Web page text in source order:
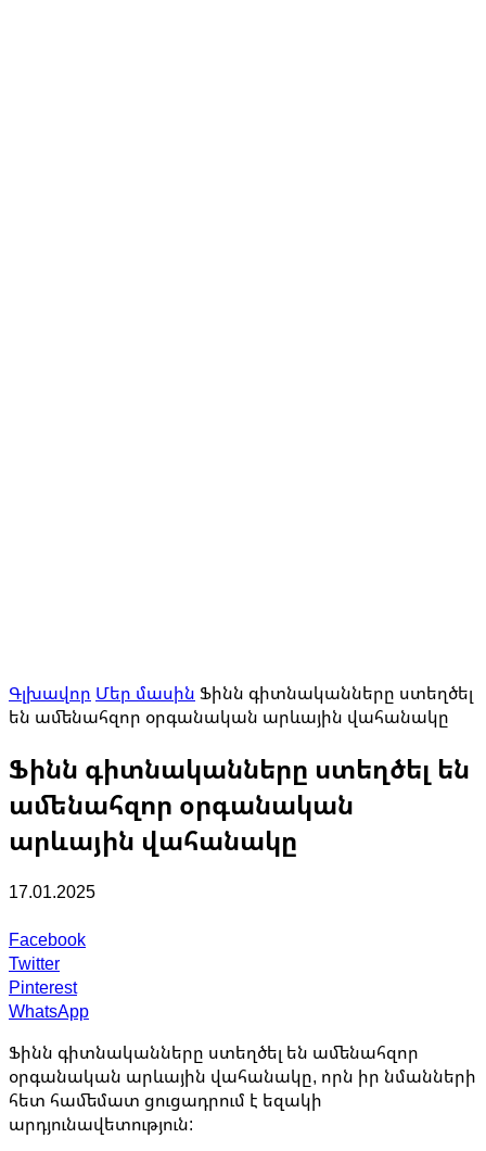
Գլխավոր Մեր մասին Ֆինն գիտնականները ստեղծել
են ամենահզոր օրգանական արևային վահանակը
Ֆինն գիտնականները ստեղծել են
ամենահզոր օրգանական
արևային վահանակը
17.01.2025
Facebook
Twitter
Pinterest
WhatsApp
Ֆինն գիտնականները ստեղծել են ամենահզոր
օրգանական արևային վահանակը, որն իր նմանների
հետ համեմատ ցուցադրում է եզակի
արդյունավետություն: